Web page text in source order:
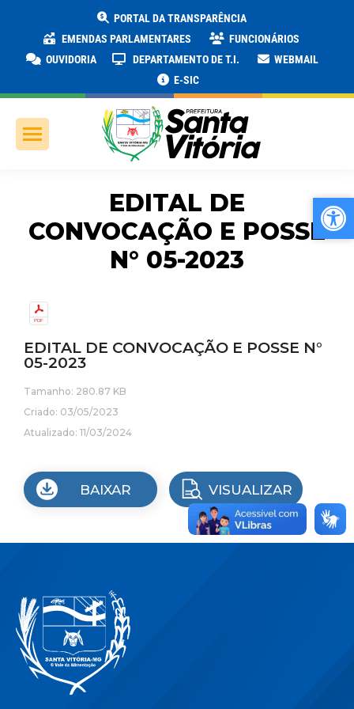
PORTAL DA TRANSPARÊNCIA
EMENDAS PARLAMENTARES
FUNCIONÁRIOS
OUVIDORIA
DEPARTAMENTO DE T.I.
WEBMAIL
E-SIC
EDITAL DE
CONVOCAÇÃO E POSSE
N° 05-2023
EDITAL DE CONVOCAÇÃO E POSSE N°
05-2023
Tamanho: 280.87 KB
Criado: 03/05/2023
Atualizado: 11/03/2024
BAIXAR VISUALIZAR